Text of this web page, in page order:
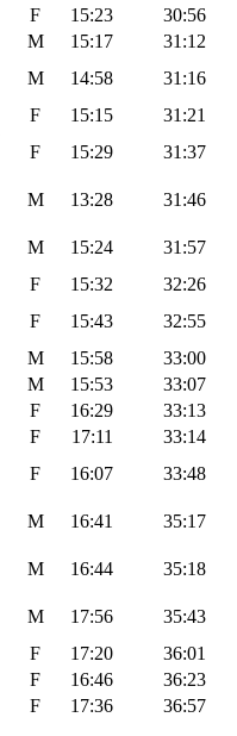
F 15:23
30:56
M 15:17
31:12
M 14:58
31:16
F 15:15
31:21
F 15:29 31:37
M 13:28 31:46
M 15:24
31:57
F 15:32
32:26
F 15:43
32:55
M 15:58
33:00
M 15:53
33:07
F 16:29
33:13
F 17:11
33:14
F 16:07 33:48
M 16:41 35:17
M 16:44 35:18
M 17:56
35:43
F 17:20
36:01
F 16:46
36:23
F 17:36
36:57